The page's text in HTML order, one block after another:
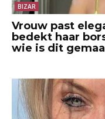
BIZAR
Vrouw past
bedekt haar
wie is dit